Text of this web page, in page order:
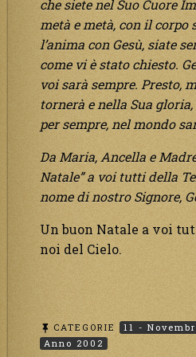
che siete nel Suo Cuore
metà e metà, con il corpo
l’anima con Gesù, siate
come vi è stato chiesto.
voi sarà sempre. Presto,
tornerà e nella Sua
per sempre, nel mondo
Da Maria, Ancella e
Natale” a voi tutti della
nome di nostro Signore,
Un buon Natale a voi
noi del Cielo.
CATEGORIE 11 -
Anno 2002